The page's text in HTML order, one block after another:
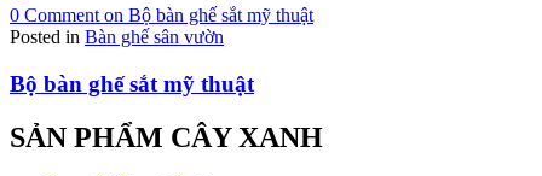
0 Comment on Bộ bàn ghế sắt mỹ thuật
Posted in Bàn ghế sân vườn
Bộ bàn ghế sắt mỹ thuật
SẢN PHẨM CÂY XANH